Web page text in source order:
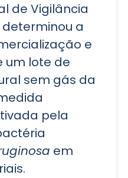
de Vigilância
a
e
um lote de
sem gás da
pela
em